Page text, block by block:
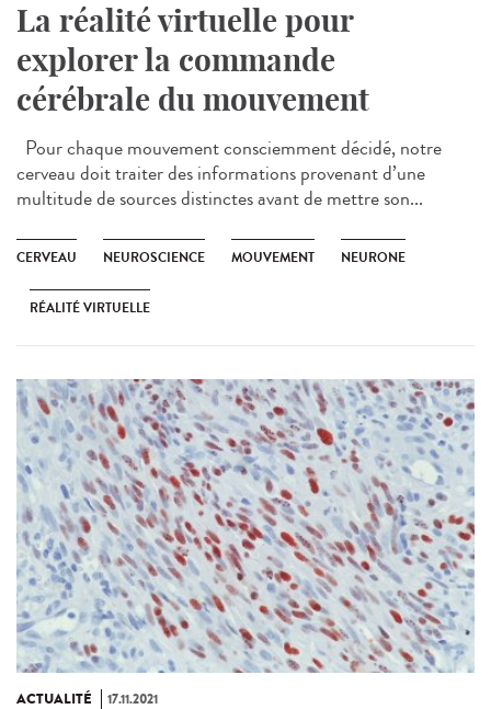
La réalité virtuelle pour
explorer la commande
cérébrale du mouvement
Pour chaque mouvement consciemment décidé, notre
cerveau doit traiter des informations provenant d’une
multitude de sources distinctes avant de mettre son...
CERVEAU NEUROSCIENCE MOUVEMENT NEURONE
RÉALITÉ VIRTUELLE
ACTUALITÉ 17.11.2021